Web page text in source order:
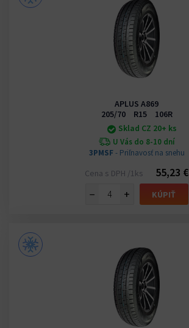
APLUS A869
205/70 R15 106R
Sklad CZ 20+ ks
U Vás do 8-10 dní
3PMSF- Priľnavosť na snehu
Cena s DPH /1ks
55,23 €
−
+ KÚPIŤ